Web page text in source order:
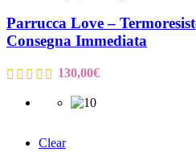
Parrucca Love –
Consegna Immediata
130,00€
Clear